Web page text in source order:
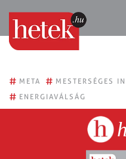
# META # MESTERSÉGES
# ENERGIAVÁLSÁG